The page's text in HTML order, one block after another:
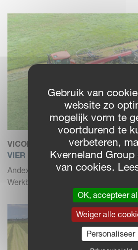
VICON ANDEX 1304 PRO PLUS
VIER ROTOR HARK
Andex 1304 PRO is uitgerust met
Werkbreedtes van 10...
Gebruik van
website zo
mogelijk vorm te
voortdurend te
verbeteren,
Kverneland Group
van cookies.
OK, accepteer
Weiger alle
Personaliseer